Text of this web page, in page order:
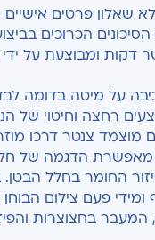
שאלון פרטים
הכרוכים
דקות ומבוצעת על ידי
על מיטה בדומה
רחצה וחיטוי של
מוצמד צנטר דרכו
מאפשרת הדגמה של
החומר בחלל
ומידי פעם צילום
בחצוצרות